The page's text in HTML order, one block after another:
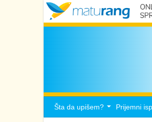
Šta da upišem? Prijemni